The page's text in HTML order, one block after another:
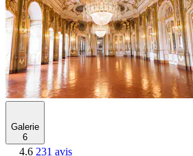
Galerie
6
4.6 231 avis